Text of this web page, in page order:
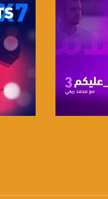
https://